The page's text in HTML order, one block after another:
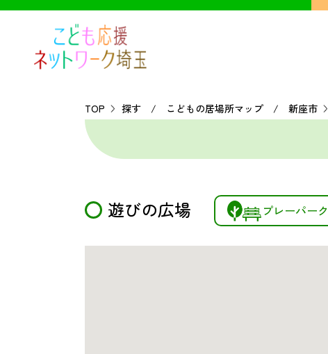
TOP 探す / こどもの居場所マップ / 新座市
遊びの広場 プレーパーク